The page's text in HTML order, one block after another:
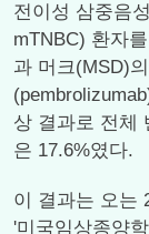
전이성 삼중음
mTNBC) 환자
과 머크(MSD)
상 결과로 전체
은 17.6%였다.
이 결과는 오는
'미국임상종양